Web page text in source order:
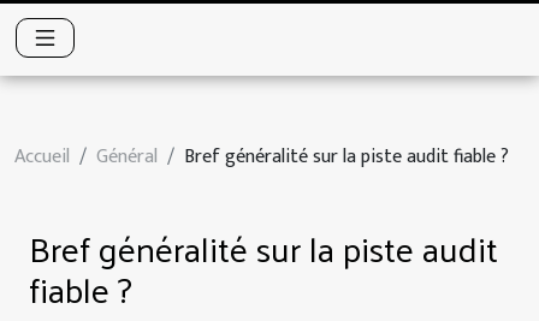
Accueil Général Bref généralité sur la piste audit fiable ?
Bref généralité sur la piste audit
fiable ?